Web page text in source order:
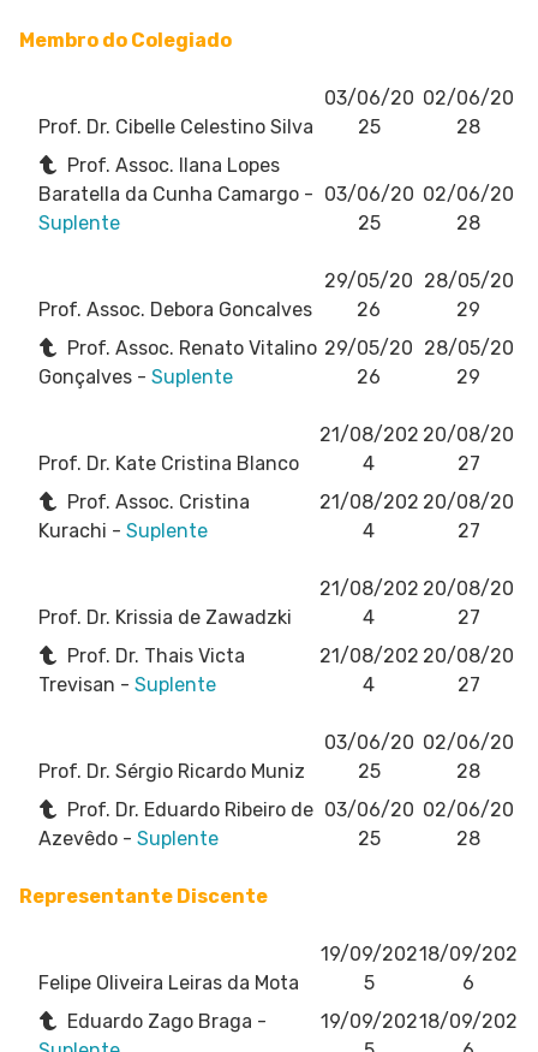
Membro do Colegiado
Prof. Dr. Cibelle Celestino Silva
03/06/20
25
02/06/20
28
Prof. Assoc. Ilana Lopes
Baratella da Cunha Camargo -
Suplente
03/06/20
25
02/06/20
28
Prof. Assoc. Debora Goncalves
29/05/20
26
28/05/20
29
Prof. Assoc. Renato Vitalino
Gonçalves - Suplente
29/05/20
26
28/05/20
29
Prof. Dr. Kate Cristina Blanco
21/08/202
4
20/08/20
27
Prof. Assoc. Cristina
Kurachi - Suplente
21/08/202
4
20/08/20
27
Prof. Dr. Krissia de Zawadzki
21/08/202
4
20/08/20
27
Prof. Dr. Thais Victa
Trevisan - Suplente
21/08/202
4
20/08/20
27
Prof. Dr. Sérgio Ricardo Muniz
03/06/20
25
02/06/20
28
Prof. Dr. Eduardo Ribeiro de
Azevêdo - Suplente
03/06/20
25
02/06/20
28
Representante Discente
Felipe Oliveira Leiras da Mota
19/09/202
5
18/09/202
6
Eduardo Zago Braga -
19/09/20218/09/202